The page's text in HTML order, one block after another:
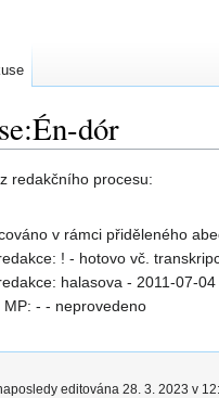
dór
redakčního procesu:
v rámci přiděleného
! - hotovo vč.
halasova - 2011-07-04
MP: - - neprovedeno
editována 28. 3. 2023 v